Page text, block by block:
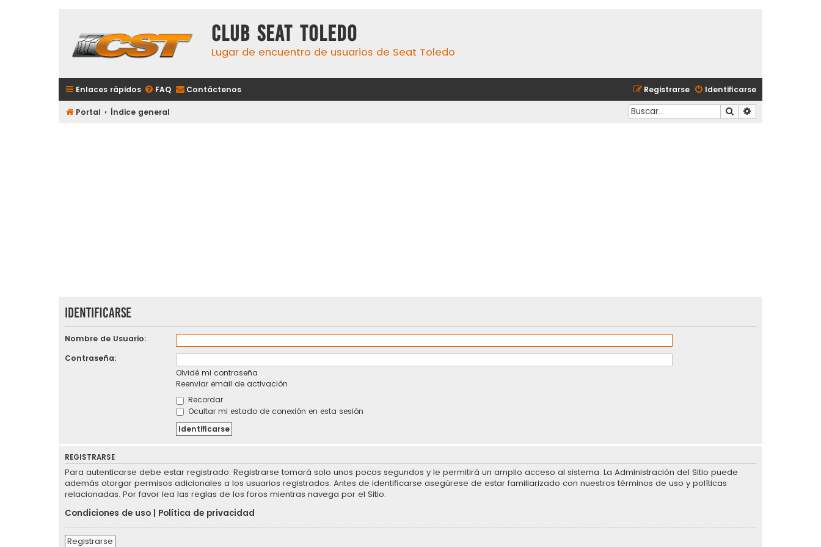
Club Seat Toledo
Lugar de encuentro de usuarios de Seat Toledo
Enlaces rápidos FAQ Contáctenos Identificarse
Registrarse
Portal Índice general Buscar
Identificarse
Nombre de Usuario:
Contraseña:
Olvidé mi contraseña
Reenviar email de activación
Recordar
Ocultar mi estado de conexión en esta sesión
REGISTRARSE
Para autenticarse debe estar registrado. Registrarse tomará solo unos pocos segundos y le permitirá un amplio acceso al sistema. La Administración del Sitio puede
además otorgar permisos adicionales a los usuarios registrados. Antes de identificarse asegúrese de estar familiarizado con nuestros términos de uso y políticas
relacionadas. Por favor lea las reglas de los foros mientras navega por el Sitio.
Condiciones de uso
Política de privacidad
Registrarse